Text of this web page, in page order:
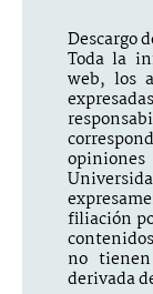
Descargo
Toda la
web, los
filiación
no
derivada